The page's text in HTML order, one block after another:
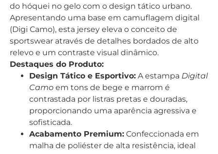
do hóquei no gelo com o design tático urbano.
Apresentando uma base em camuflagem digital
(Digi Camo), esta jersey eleva o conceito de
sportswear através de detalhes bordados de alto
relevo e um contraste visual dinâmico.
Destaques do Produto:
Design Tático e Esportivo: A estampa Digital
Camo em tons de bege e marrom é
contrastada por listras pretas e douradas,
proporcionando uma aparência agressiva e
sofisticada.
Acabamento Premium: Confeccionada em
malha de poliéster de alta resistência, ideal